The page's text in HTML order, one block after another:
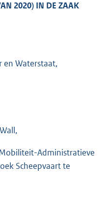
2020) IN DE ZAAK
en Waterstaat,
Administratieve
Scheepvaart te